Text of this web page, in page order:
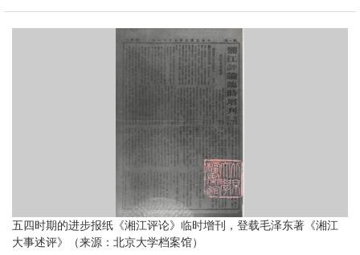
五四时期的进步报纸《湘江评论》临时增刊，登载毛泽东著《湘江
大事述评》（来源：北京大学档案馆）